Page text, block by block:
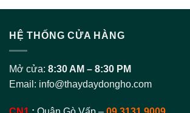
HỆ THỐNG CỬA HÀNG
Mở cửa: 8:30 AM – 8:30 PM
Email: info@thaydaydongho.com